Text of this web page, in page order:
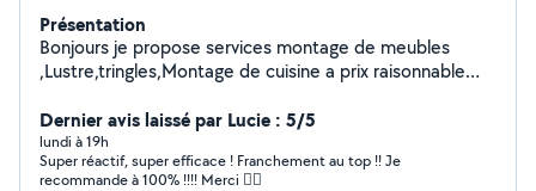
Présentation
Bonjours je propose services montage de meubles
,Lustre,tringles,Montage de cuisine a prix raisonnable
Dernier avis laissé par Lucie : 5/5
lundi à 19h
Super réactif, super efficace ! Franchement au top !! Je
recommande à 100% !!!! Merci 👍🏻